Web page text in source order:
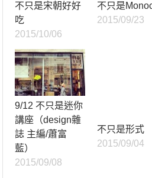
不只是宋朝好好
吃
2015/10/06
不只是
2015/09/23
9/12 不只是迷你
講座（design雜
誌 主編/蕭富
藍）
2015/09/08
不只是形式
2015/09/04